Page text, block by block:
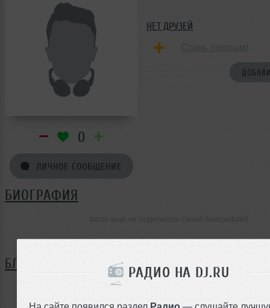
РАДИО НА DJ.RU
На сайте появился раздел Радио — слушайте
0
ЛИЧНОЕ СООБЩЕНИЕ
НЕТ ДРУЗЕЙ
БИОГРАФИЯ
БЛОГ